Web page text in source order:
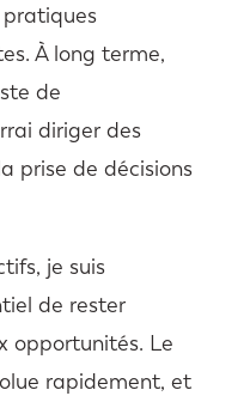
À long terme,
de
diriger des
prise de décisions
je suis
de rester
opportunités. Le
rapidement, et